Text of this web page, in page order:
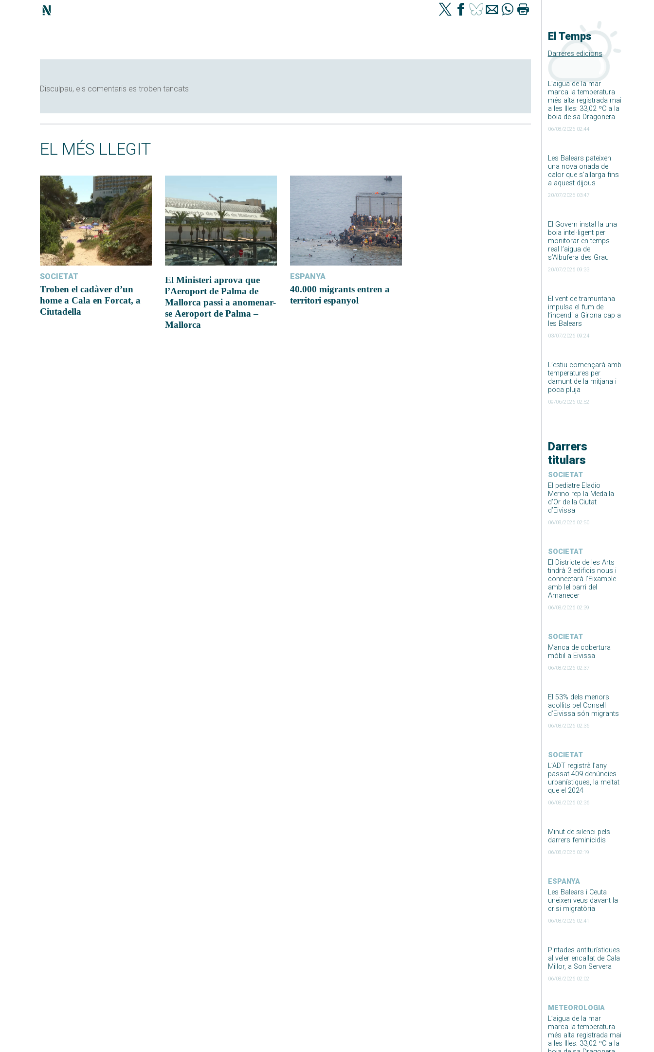
El Temps
Darreres edicions
L’aigua de la mar
marca la temperatura
més alta registrada mai
a les Illes: 33,02 ºC a la
boia de sa Dragonera
06/08/2026 02:44
Les Balears pateixen
una nova onada de
calor que s’allarga fins
a aquest dijous
20/07/2026 03:47
El Govern instal·la una
boia intel·ligent per
monitorar en temps
real l’aigua de
s’Albufera des Grau
20/07/2026 09:33
El vent de tramuntana
impulsa el fum de
l’incendi a Girona cap a
les Balears
03/07/2026 09:24
L’estiu començarà amb
temperatures per
damunt de la mitjana i
poca pluja
09/06/2026 02:52
Darrers
titulars
SOCIETAT
El pediatre Eladio
Merino rep la Medalla
d’Or de la Ciutat
d’Eivissa
06/08/2026 02:50
SOCIETAT
El Districte de les Arts
tindrà 3 edificis nous i
connectarà l’Eixample
amb lel barri del
Amanecer
06/08/2026 02:39
SOCIETAT
Manca de cobertura
mòbil a Eivissa
06/08/2026 02:37
El 53% dels menors
acollits pel Consell
d’Eivissa són migrants
06/08/2026 02:36
SOCIETAT
L’ADT registrà l’any
passat 409 denúncies
urbanístiques, la meitat
que el 2024
06/08/2026 02:36
Minut de silenci pels
darrers feminicidis
06/08/2026 02:19
ESPANYA
Les Balears i Ceuta
uneixen veus davant la
crisi migratòria
06/08/2026 02:41
Pintades antiturístiques
al veler encallat de Cala
Millor, a Son Servera
06/08/2026 02:02
METEOROLOGIA
L’aigua de la mar
marca la temperatura
més alta registrada mai
a les Illes: 33,02 ºC a la
Disculpau, els comentaris es troben tancats
EL MÉS LLEGIT
SOCIETAT
Troben el cadàver d’un
home a Cala en Forcat, a
Ciutadella
El Ministeri aprova que
l’Aeroport de Palma de
Mallorca passi a anomenar-
se Aeroport de Palma –
Mallorca
ESPANYA
40.000 migrants entren a
territori espanyol